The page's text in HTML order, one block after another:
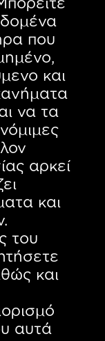
που
και
να τα
αρκεί
και
του
και
αυτά